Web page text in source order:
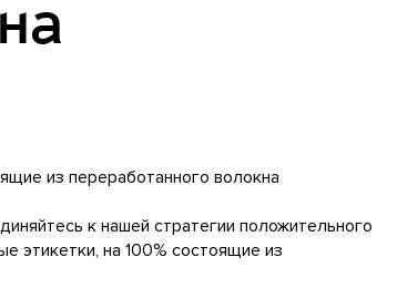
из переработанного волокна
к нашей стратегии положительного
этикетки, на 100% состоящие из